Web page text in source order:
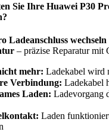
Sie Ihre Huawei P30
Ladeanschluss
– präzise Reparatur mit
mehr: Ladekabel wird
Verbindung: Ladekabel
Laden: Ladevorgang
Laden